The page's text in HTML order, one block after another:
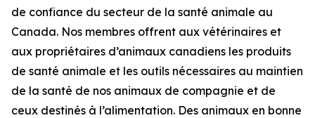
de confiance du secteur de la santé animale au
Canada. Nos membres offrent aux vétérinaires et
aux propriétaires d’animaux canadiens les produits
de santé animale et les outils nécessaires au maintien
de la santé de nos animaux de compagnie et de
ceux destinés à l’alimentation. Des animaux en bonne